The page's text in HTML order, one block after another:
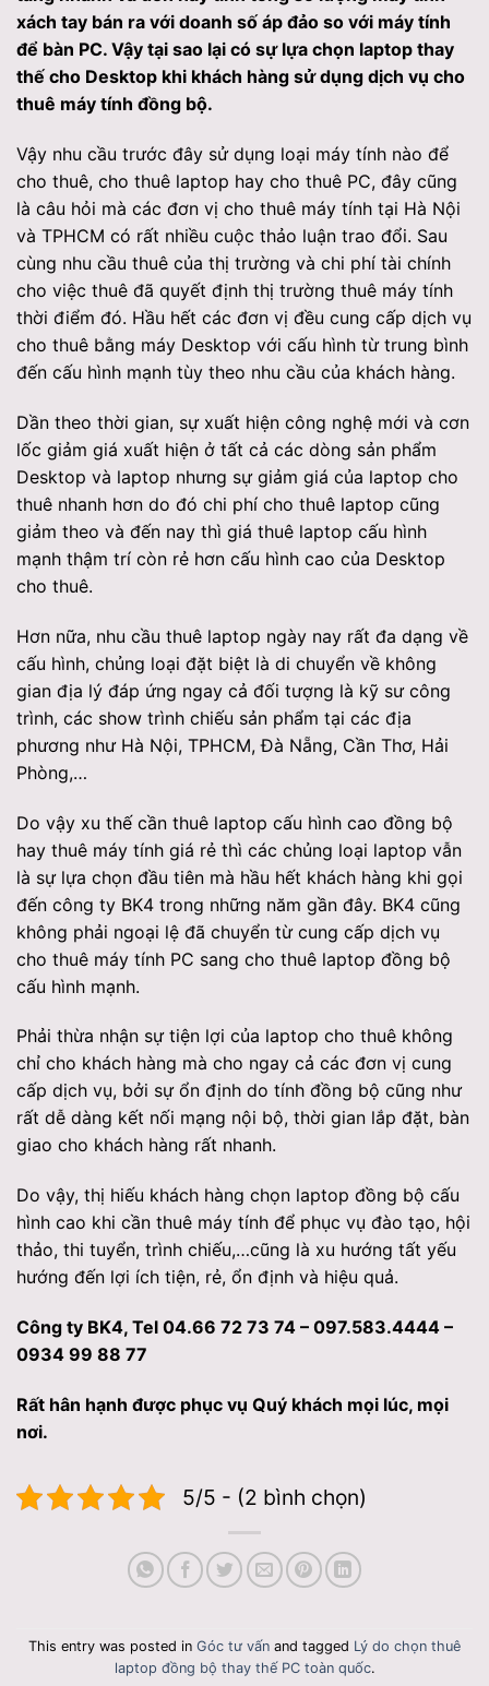
xách tay bán ra với doanh số áp đảo so với máy tính
để bàn PC. Vậy tại sao lại có sự lựa chọn laptop thay
thế cho Desktop khi khách hàng sử dụng dịch vụ cho
thuê máy tính đồng bộ.
Vậy nhu cầu trước đây sử dụng loại máy tính nào để
cho thuê, cho thuê laptop hay cho thuê PC, đây cũng
là câu hỏi mà các đơn vị cho thuê máy tính tại Hà Nội
và TPHCM có rất nhiều cuộc thảo luận trao đổi. Sau
cùng nhu cầu thuê của thị trường và chi phí tài chính
cho việc thuê đã quyết định thị trường thuê máy tính
thời điểm đó. Hầu hết các đơn vị đều cung cấp dịch vụ
cho thuê bằng máy Desktop với cấu hình từ trung bình
đến cấu hình mạnh tùy theo nhu cầu của khách hàng.
Dần theo thời gian, sự xuất hiện công nghệ mới và cơn
lốc giảm giá xuất hiện ở tất cả các dòng sản phẩm
Desktop và laptop nhưng sự giảm giá của laptop cho
thuê nhanh hơn do đó chi phí cho thuê laptop cũng
giảm theo và đến nay thì giá thuê laptop cấu hình
mạnh thậm trí còn rẻ hơn cấu hình cao của Desktop
cho thuê.
Hơn nữa, nhu cầu thuê laptop ngày nay rất đa dạng về
cấu hình, chủng loại đặt biệt là di chuyển về không
gian địa lý đáp ứng ngay cả đối tượng là kỹ sư công
trình, các show trình chiếu sản phẩm tại các địa
phương như Hà Nội, TPHCM, Đà Nẵng, Cần Thơ, Hải
Phòng,…
Do vậy xu thế cần thuê laptop cấu hình cao đồng bộ
hay thuê máy tính giá rẻ thì các chủng loại laptop vẫn
là sự lựa chọn đầu tiên mà hầu hết khách hàng khi gọi
đến công ty BK4 trong những năm gần đây. BK4 cũng
không phải ngoại lệ đã chuyển từ cung cấp dịch vụ
cho thuê máy tính PC sang cho thuê laptop đồng bộ
cấu hình mạnh.
Phải thừa nhận sự tiện lợi của laptop cho thuê không
chỉ cho khách hàng mà cho ngay cả các đơn vị cung
cấp dịch vụ, bởi sự ổn định do tính đồng bộ cũng như
rất dễ dàng kết nối mạng nội bộ, thời gian lắp đặt, bàn
giao cho khách hàng rất nhanh.
Do vậy, thị hiếu khách hàng chọn laptop đồng bộ cấu
hình cao khi cần thuê máy tính để phục vụ đào tạo, hội
thảo, thi tuyển, trình chiếu,…cũng là xu hướng tất yếu
hướng đến lợi ích tiện, rẻ, ổn định và hiệu quả.
Công ty BK4, Tel 04.66 72 73 74 – 097.583.4444 –
0934 99 88 77
Rất hân hạnh được phục vụ Quý khách mọi lúc, mọi
nơi.
5/5 - (2 bình chọn)
This entry was posted in Góc tư vấn and tagged Lý do chọn thuê
laptop đồng bộ thay thế PC toàn quốc.